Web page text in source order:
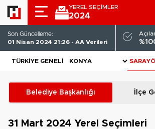
YEREL SEÇİMLER
2024
Son Güncelleme:
01 Nisan 2024 21:26 - AA Verileri
TÜRKIYE GENELI
Belediye Başkanlığı İlçe
31 Mart 2024 Yerel Seçimleri